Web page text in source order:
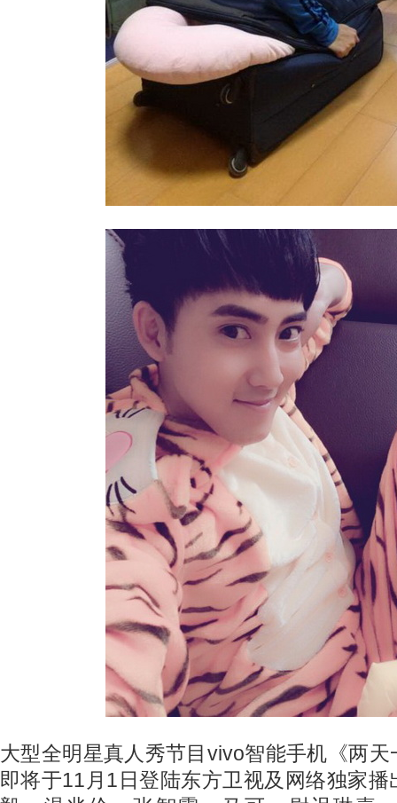
大型全明星真人秀节目vivo智能手机《两
即将于11月1日登陆东方卫视及网络独家